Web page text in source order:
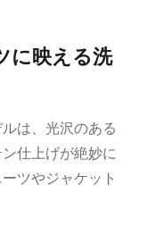
に映える洗
は、光沢のある
仕上げが絶妙に
ツやジャケット